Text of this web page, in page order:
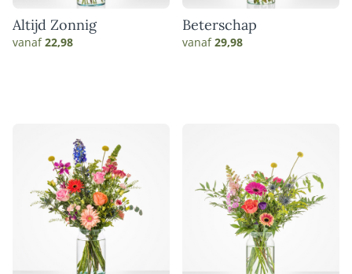
Altijd Zonnig
vanaf22,98
Beterschap
vanaf29,98